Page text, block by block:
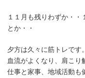
１１月も残りわずか・
とか・・
夕方は久々に筋トレです。
血流がよくなり、肩こり
仕事と家事、地域活動も